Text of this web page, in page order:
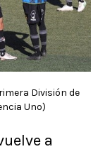
División de
Uno)
a